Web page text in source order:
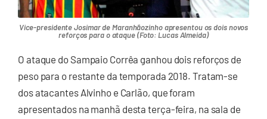
Vice-presidente Josimar de Maranhãozinho apresentou os dois novos
reforços para o ataque (Foto: Lucas Almeida)
O ataque do Sampaio Corrêa ganhou dois reforços de
peso para o restante da temporada 2018. Tratam-se
dos atacantes Alvinho e Carlão, que foram
apresentados na manhã desta terça-feira, na sala de